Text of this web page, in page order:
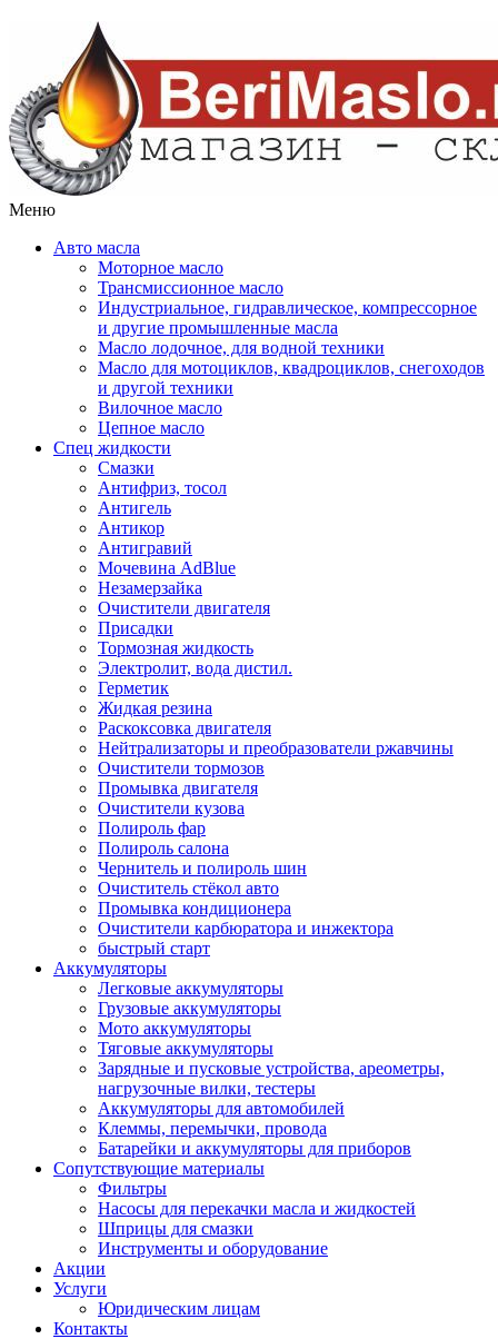
Меню
Авто масла
Моторное масло
Трансмиссионное масло
Индустриальное, гидравлическое, компрессорное
и другие промышленные масла
Масло лодочное, для водной техники
Масло для мотоциклов, квадроциклов, снегоходов
и другой техники
Вилочное масло
Цепное масло
Спец жидкости
Смазки
Антифриз, тосол
Антигель
Антикор
Антигравий
Мочевина AdBlue
Незамерзайка
Очистители двигателя
Присадки
Тормозная жидкость
Электролит, вода дистил.
Герметик
Жидкая резина
Раскоксовка двигателя
Нейтрализаторы и преобразователи ржавчины
Очистители тормозов
Промывка двигателя
Очистители кузова
Полироль фар
Полироль салона
Чернитель и полироль шин
Очиститель стёкол авто
Промывка кондиционера
Очистители карбюратора и инжектора
быстрый старт
Аккумуляторы
Легковые аккумуляторы
Грузовые аккумуляторы
Мото аккумуляторы
Тяговые аккумуляторы
Зарядные и пусковые устройства, ареометры,
нагрузочные вилки, тестеры
Аккумуляторы для автомобилей
Клеммы, перемычки, провода
Батарейки и аккумуляторы для приборов
Сопутствующие материалы
Фильтры
Насосы для перекачки масла и жидкостей
Шприцы для смазки
Инструменты и оборудование
Акции
Услуги
Юридическим лицам
Контакты